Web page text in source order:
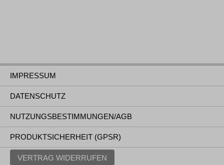
IMPRESSUM
DATENSCHUTZ
NUTZUNGSBESTIMMUNGEN/AGB
PRODUKTSICHERHEIT (GPSR)
VERTRAG WIDERRUFEN